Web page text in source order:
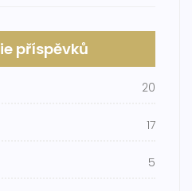
příspěvků
20
17
5